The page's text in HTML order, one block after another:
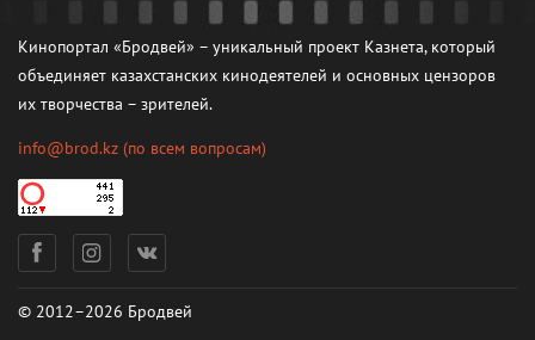
Кинопортал «Бродвей» – уникальный проект Казнета, который
объединяет казахстанских кинодеятелей и основных цензоров
их творчества – зрителей.
info@brod.kz (по всем вопросам)
© 2012–2026 Бродвей